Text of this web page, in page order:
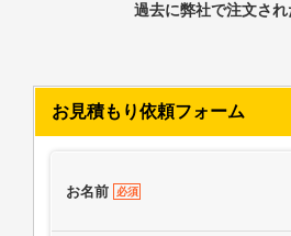
過去に弊社で注文さ
お見積もり依頼フォーム
お名前 必須